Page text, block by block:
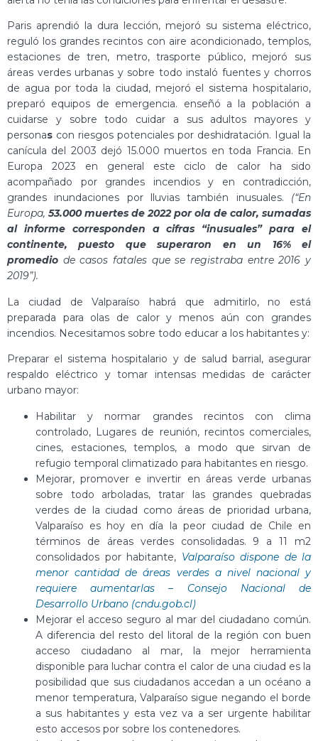
Paris aprendió la dura lección, mejoró su sistema eléctrico,
reguló los grandes recintos con aire acondicionado, templos,
estaciones de tren, metro, trasporte público, mejoró sus
áreas verdes urbanas y sobre todo instaló fuentes y chorros
de agua por toda la ciudad, mejoró el sistema hospitalario,
preparó equipos de emergencia. enseñó a la población a
cuidarse y sobre todo cuidar a sus adultos mayores y
personas con riesgos potenciales por deshidratación. Igual la
canícula del 2003 dejó 15.000 muertos en toda Francia. En
Europa 2023 en general este ciclo de calor ha sido
acompañado por grandes incendios y en contradicción,
grandes inundaciones por lluvias también inusuales. (“En
Europa, 53.000 muertes de 2022 por ola de calor, sumadas
al informe corresponden a cifras “inusuales” para el
continente, puesto que superaron en un 16% el
promedio de casos fatales que se registraba entre 2016 y
2019”).
La ciudad de Valparaíso habrá que admitirlo, no está
preparada para olas de calor y menos aún con grandes
incendios. Necesitamos sobre todo educar a los habitantes y:
Preparar el sistema hospitalario y de salud barrial, asegurar
respaldo eléctrico y tomar intensas medidas de carácter
urbano mayor:
Habilitar y normar grandes recintos con clima
controlado, Lugares de reunión, recintos comerciales,
cines, estaciones, templos, a modo que sirvan de
refugio temporal climatizado para habitantes en riesgo.
Mejorar, promover e invertir en áreas verde urbanas
sobre todo arboladas, tratar las grandes quebradas
verdes de la ciudad como áreas de prioridad urbana,
Valparaíso es hoy en día la peor ciudad de Chile en
términos de áreas verdes consolidadas. 9 a 11 m2
consolidados por habitante, Valparaíso dispone de la
menor cantidad de áreas verdes a nivel nacional y
requiere aumentarlas – Consejo Nacional de
Desarrollo Urbano (cndu.gob.cl)
Mejorar el acceso seguro al mar del ciudadano común.
A diferencia del resto del litoral de la región con buen
acceso ciudadano al mar, la mejor herramienta
disponible para luchar contra el calor de una ciudad es la
posibilidad que sus ciudadanos accedan a un océano a
menor temperatura, Valparaíso sigue negando el borde
a sus habitantes y esta vez va a ser urgente habilitar
esto accesos por sobre los contenedores.